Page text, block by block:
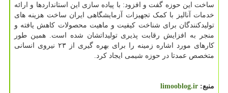
ساخت این حوزه گفت و افزود: با پیاده سازی این استانداردها و ارائه
خدمات آنالیز با کمک تجهیزات آزمایشگاهی ایران ساخت هزینه های
تولیدکنندگان برای شناخت کیفیت و ماهیت محصولات کاهش یافته و
منجر به افزایش رقابت پذیری تولیداتشان شده است. همین طور
کارهای مورد اشاره زمینه را برای بهره گیری از ۲۳ نیروی انسانی
متخصص عمدتا در حوزه شیمی ایجاد کرد.
منبع: limooblog.ir